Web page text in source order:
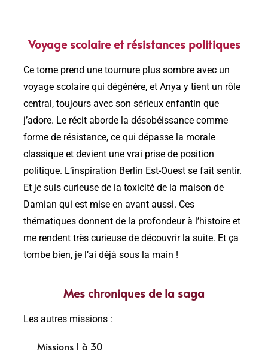
Voyage scolaire et résistances politiques
Ce tome prend une tournure plus sombre avec un
voyage scolaire qui dégénère, et Anya y tient un rôle
central, toujours avec son sérieux enfantin que
j’adore. Le récit aborde la désobéissance comme
forme de résistance, ce qui dépasse la morale
classique et devient une vrai prise de position
politique. L’inspiration Berlin Est-Ouest se fait sentir.
Et je suis curieuse de la toxicité de la maison de
Damian qui est mise en avant aussi. Ces
thématiques donnent de la profondeur à l’histoire et
me rendent très curieuse de découvrir la suite. Et ça
tombe bien, je l’ai déjà sous la main !
Mes chroniques de la saga
Les autres missions :
Missions 1 à 30